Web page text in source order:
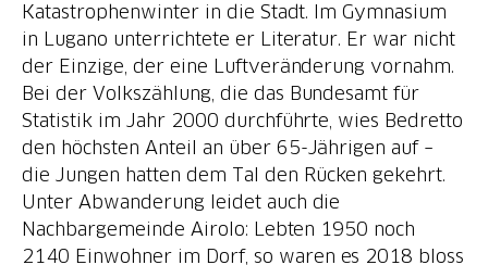
Katastrophenwinter in die Stadt. Im Gymnasium
in Lugano unterrichtete er Literatur. Er war nicht
der Einzige, der eine Luftveränderung vornahm.
Bei der Volkszählung, die das Bundesamt für
Statistik im Jahr 2000 durchführte, wies Bedretto
den höchsten Anteil an über 65-Jährigen auf –
die Jungen hatten dem Tal den Rücken gekehrt.
Unter Abwanderung leidet auch die
Nachbargemeinde Airolo: Lebten 1950 noch
2140 Einwohner im Dorf, so waren es 2018 bloss